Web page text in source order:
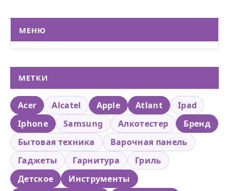
МЕНЮ
МЕТКИ
Acer Alcatel Apple Atlant
Ipad
Iphone
Samsung Алкотестер
Бренд
Бытовая техника
Варочная панель
Гаджеты
Гарнитура
Гриль
Детское
Инструменты